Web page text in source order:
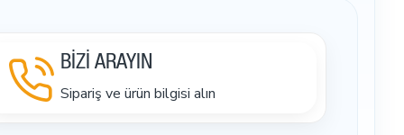
BİZİ ARAYIN
Sipariş ve ürün bilgisi alın